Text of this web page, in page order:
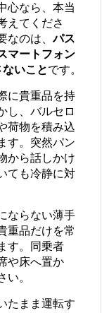
心なら、本当
えてくださ
なのは、パス
マートフォン
いことです。
に貴重品を持
し、バルセロ
荷物を積み込
す。突然パン
から話しかけ
ても冷静に対
ならない薄手
重品だけを常
す。同乗者
や床へ置か
い。
たまま運転す